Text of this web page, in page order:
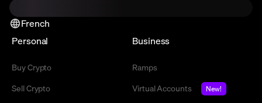
French
Personal
Buy Crypto
Sell Crypto
Business
Ramps
Virtual Accounts
New!